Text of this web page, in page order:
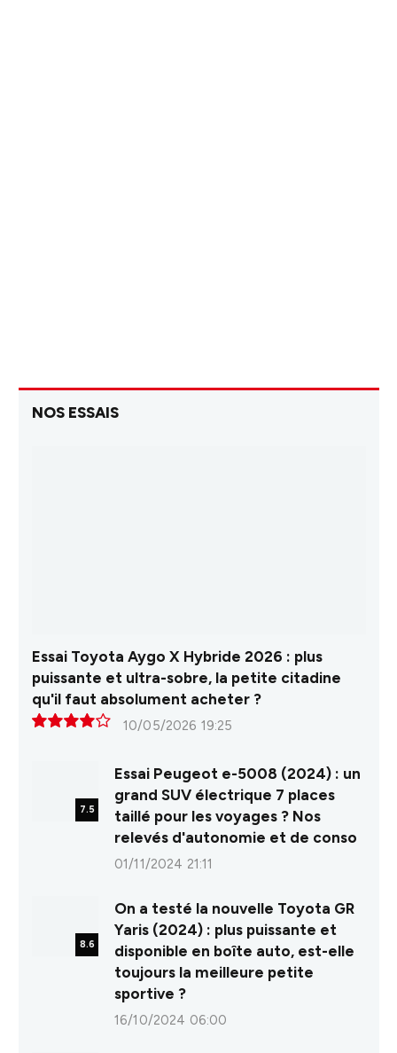
NOS ESSAIS
Essai Toyota Aygo X Hybride 2026 : plus
puissante et ultra-sobre, la petite citadine
qu'il faut absolument acheter ?
10/05/2026 19:25
7.5
Essai Peugeot e-5008 (2024) : un
grand SUV électrique 7 places
taillé pour les voyages ? Nos
relevés d'autonomie et de conso
01/11/2024 21:11
8.6
On a testé la nouvelle Toyota GR
Yaris (2024) : plus puissante et
disponible en boîte auto, est-elle
toujours la meilleure petite
sportive ?
16/10/2024 06:00